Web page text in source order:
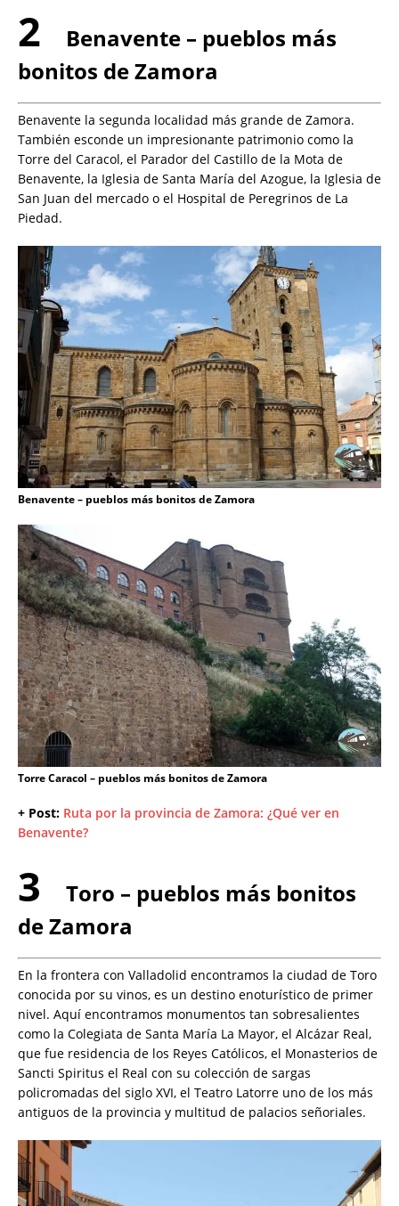
2
Benavente – pueblos más
bonitos de Zamora
Benavente la segunda localidad más grande de Zamora.
También esconde un impresionante patrimonio como la
Torre del Caracol, el Parador del Castillo de la Mota de
Benavente, la Iglesia de Santa María del Azogue, la Iglesia de
San Juan del mercado o el Hospital de Peregrinos de La
Piedad.
Benavente – pueblos más bonitos de Zamora
Torre Caracol – pueblos más bonitos de Zamora
+ Post: Ruta por la provincia de Zamora: ¿Qué ver en
Benavente?
3
Toro – pueblos más bonitos
de Zamora
En la frontera con Valladolid encontramos la ciudad de Toro
conocida por su vinos, es un destino enoturístico de primer
nivel. Aquí encontramos monumentos tan sobresalientes
como la Colegiata de Santa María La Mayor, el Alcázar Real,
que fue residencia de los Reyes Católicos, el Monasterios de
Sancti Spiritus el Real con su colección de sargas
policromadas del siglo XVI, el Teatro Latorre uno de los más
antiguos de la provincia y multitud de palacios señoriales.